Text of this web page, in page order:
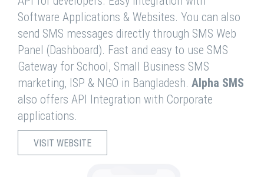
Software Applications & Websites. You can also
send SMS messages directly through SMS Web
Panel (Dashboard). Fast and easy to use SMS
Gateway for School, Small Business SMS
marketing, ISP & NGO in Bangladesh. Alpha SMS
also offers API Integration with Corporate
applications.
VISIT WEBSITE